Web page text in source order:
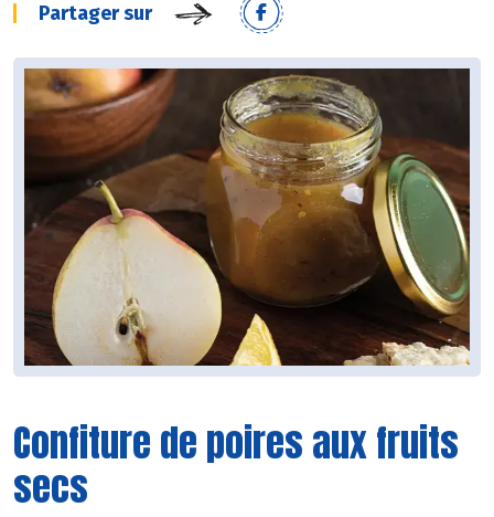
Partager sur
Confiture de poires aux fruits
secs